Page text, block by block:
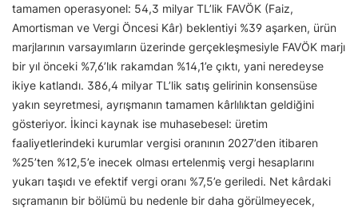
tamamen operasyonel: 54,3 milyar TL’lik FAVÖK (Faiz,
Amortisman ve Vergi Öncesi Kâr) beklentiyi %39 aşarken, ürün
marjlarının varsayımların üzerinde gerçekleşmesiyle FAVÖK marjı
bir yıl önceki %7,6’lık rakamdan %14,1’e çıktı, yani neredeyse
ikiye katlandı. 386,4 milyar TL’lik satış gelirinin konsensüse
yakın seyretmesi, ayrışmanın tamamen kârlılıktan geldiğini
gösteriyor. İkinci kaynak ise muhasebesel: üretim
faaliyetlerindeki kurumlar vergisi oranının 2027’den itibaren
%25’ten %12,5’e inecek olması ertelenmiş vergi hesaplarını
yukarı taşıdı ve efektif vergi oranı %7,5’e geriledi. Net kârdaki
sıçramanın bir bölümü bu nedenle bir daha görülmeyecek,